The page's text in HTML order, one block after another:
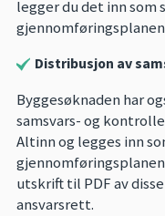
legger du det inn
gjennomføringsplanen
Distribusjon av
Byggesøknaden har
samsvars- og
Altinn og legges inn
utskrift til PDF av
ansvarsrett.